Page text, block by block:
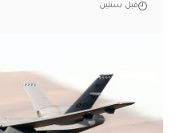
قبل سنتين